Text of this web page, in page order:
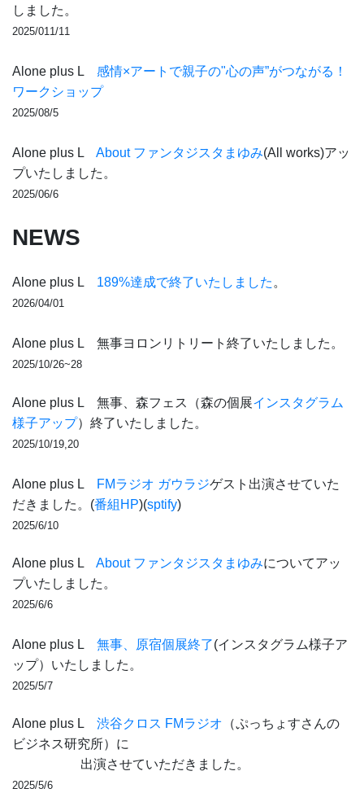
しました。
2025/011/11
Alone plus L 感情×アートで親子の"心の声”がつながる！
ワークショップ
2025/08/5
Alone plus L About ファンタジスタまゆみ(All works)アッ
プいたしました。
2025/06/6
NEWS
Alone plus L 189%達成で終了いたしました 。
2026/04/01
Alone plus L 無事ヨロンリトリート終了いたしました。
2025/10/26~28
Alone plus L 無事、森フェス（森の個展インスタグラム
様子アップ）終了いたしました。
2025/10/19,20
Alone plus L FMラジオ ガウラジゲスト出演させていた
だきました。(番組HP)(sptify)
2025/6/10
Alone plus L About ファンタジスタまゆみについてアッ
プいたしました。
2025/6/6
Alone plus L 無事、原宿個展終了(インスタグラム様子ア
ップ）いたしました。
2025/5/7
Alone plus L 渋谷クロス FMラジオ （ぷっちょすさんの
ビジネス研究所）に
出演させていただきました。
2025/5/6